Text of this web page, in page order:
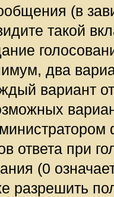
(в
такой
два
вариант
ответа при
(0
разрешить